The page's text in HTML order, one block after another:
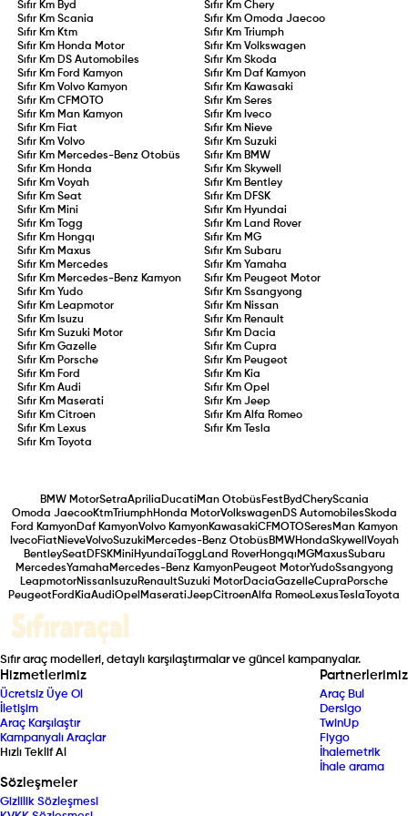
Sıfır Km Byd Sıfır Km Chery
Sıfır KmScania Sıfır Km Omoda Jaecoo
Sıfır Km Ktm Sıfır Km
Triumph
Sıfır Km Honda Motor Sıfır Km Volkswagen
Sıfır Km DS Automobiles Sıfır Km Skoda
Sıfır Km Ford Kamyon Sıfır Km Daf Kamyon
Sıfır KmVolvo Kamyon Sıfır Km Kawasaki
Sıfır KmCFMOTO Sıfır Km Seres
Sıfır Km Man Kamyon Sıfır Km Iveco
Sıfır Km Fiat Sıfır Km Nieve
Sıfır KmVolvo Sıfır Km Suzuki
Sıfır Km Mercedes-Benz Otobüs Sıfır Km BMW
Sıfır Km Honda Sıfır Km Skywell
Sıfır KmVoyah Sıfır Km Bentley
Sıfır KmSeat Sıfır Km DFSK
Sıfır Km Mini Sıfır Km Hyundai
Sıfır Km
Togg Sıfır Km Land Rover
Sıfır Km Hongqı Sıfır Km MG
Sıfır Km Maxus Sıfır Km Subaru
Sıfır Km Mercedes Sıfır Km Yamaha
Sıfır Km Mercedes-Benz Kamyon Sıfır Km Peugeot Motor
Sıfır Km Yudo Sıfır Km Ssangyong
Sıfır Km Leapmotor Sıfır Km Nissan
Sıfır Km Isuzu Sıfır Km Renault
Sıfır KmSuzuki Motor Sıfır Km Dacia
Sıfır KmGazelle Sıfır Km Cupra
Sıfır Km Porsche Sıfır Km Peugeot
Sıfır Km Ford Sıfır Km Kia
Sıfır KmAudi Sıfır Km Opel
Sıfır Km Maserati Sıfır Km Jeep
Sıfır KmCitroen Sıfır Km Alfa Romeo
Sıfır Km Lexus Sıfır Km
Tesla
Sıfır Km
Toyota
BMW MotorSetraAprilia Ducati Man Otobüs FestBydCheryScania
Omoda JaecooKtmTriumphHonda MotorVolkswagenDS AutomobilesSkoda
Ford KamyonDaf KamyonVolvo KamyonKawasakiCFMOTOSeres Man Kamyon
IvecoFiatNieveVolvoSuzuki Mercedes-Benz Otobüs BMW HondaSkywell Voyah
BentleySeatDFSKMini Hyundai Togg Land RoverHongqı MGMaxusSubaru
MercedesYamaha Mercedes-Benz KamyonPeugeot MotorYudoSsangyong
LeapmotorNissan IsuzuRenaultSuzuki MotorDaciaGazelleCupra Porsche
PeugeotFord KiaAudiOpel MaseratiJeepCitroenAlfa RomeoLexus Tesla Toyota
Sıfır araç modelleri, detaylı karşılaştırmalar ve güncel kampanyalar.
Hizmetlerimiz
Ücretsiz Üye Ol
İletişim
Araç Karşılaştır
Kampanyalı Araçlar
Hızlı Teklif Al
Partnerlerimiz
Araç Bul
Dersigo
TwinUp
Fiygo
İhalemetrik
İhale arama
Sözleşmeler
Gizlilik Sözleşmesi